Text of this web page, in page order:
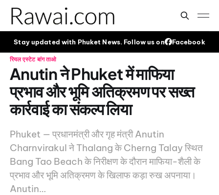
Stay updated with Phuket News. Follow us on Facebook
रियल एस्टेट बांग ताओ
Anutin ने Phuket में माफिया
प्रभाव और भूमि अतिक्रमण पर सख्त
कार्रवाई का संकल्प लिया
Phuket — प्रधानमंत्री और गृह मंत्री Anutin
Charnvirakul ने Thalang के Cherng Talay स्थित
Bang Tao Beach के निरीक्षण के दौरान माफिया-शैली के
प्रभाव और भूमि अतिक्रमण के खिलाफ कड़ा रुख अपनाया।
Anutin…